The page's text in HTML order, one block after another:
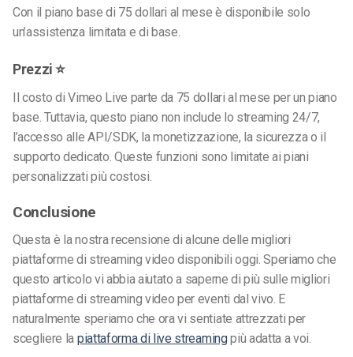
Con il piano base di 75 dollari al mese è disponibile solo
un’assistenza limitata e di base.
Prezzi ⭐
Il costo di Vimeo Live parte da 75 dollari al mese per un piano
base. Tuttavia, questo piano non include lo streaming 24/7,
l’accesso alle API/SDK, la monetizzazione, la sicurezza o il
supporto dedicato. Queste funzioni sono limitate ai piani
personalizzati più costosi.
Conclusione
Questa è la nostra recensione di alcune delle migliori
piattaforme di streaming video disponibili oggi. Speriamo che
questo articolo vi abbia aiutato a saperne di più sulle migliori
piattaforme di streaming video per eventi dal vivo. E
naturalmente speriamo che ora vi sentiate attrezzati per
scegliere la piattaforma di live streamingpiù adatta a voi.